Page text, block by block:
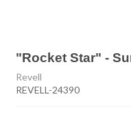
"Rocket Star" -
Revell
REVELL-24390